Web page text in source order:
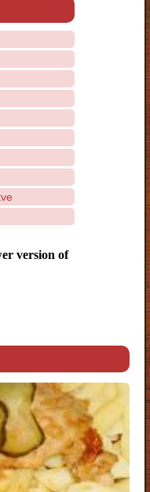
version of